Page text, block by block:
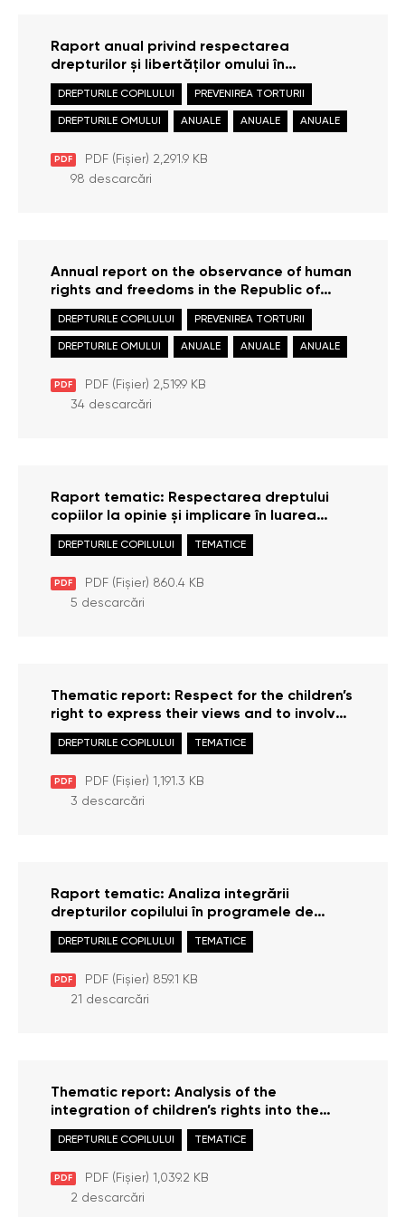
Raport anual privind respectarea
drepturilor și libertăților omului în
Republica Moldova în anul 2024
PDF PDF (Fișier) 2,291.9 KB
DREPTURILE COPILULUI PREVENIREA TORTURII
DREPTURILE OMULUI ANUALE ANUALE ANUALE
98 descarcări
Annual report on the observance of human
rights and freedoms in the Republic of
Moldova in 2024
PDF PDF (Fișier) 2,519.9 KB
DREPTURILE COPILULUI PREVENIREA TORTURII
DREPTURILE OMULUI ANUALE ANUALE ANUALE
34 descarcări
Raport tematic: Respectarea dreptului
copiilor la opinie și implicare în luarea
deciziilor
PDF PDF (Fișier) 860.4 KB
DREPTURILE COPILULUI TEMATICE
5 descarcări
Thematic report: Respect for the children’s
right to express their views and to involve
in decision-making
PDF PDF (Fișier) 1,191.3 KB
DREPTURILE COPILULUI TEMATICE
3 descarcări
Raport tematic: Analiza integrării
drepturilor copilului în programele de
studii ale Institutului Național al Justiției
PDF PDF (Fișier) 859.1 KB
DREPTURILE COPILULUI TEMATICE
21 descarcări
Thematic report: Analysis of the
integration of children’s rights into the
curricula of the National Institute of Justice
PDF PDF (Fișier) 1,039.2 KB
DREPTURILE COPILULUI TEMATICE
2 descarcări